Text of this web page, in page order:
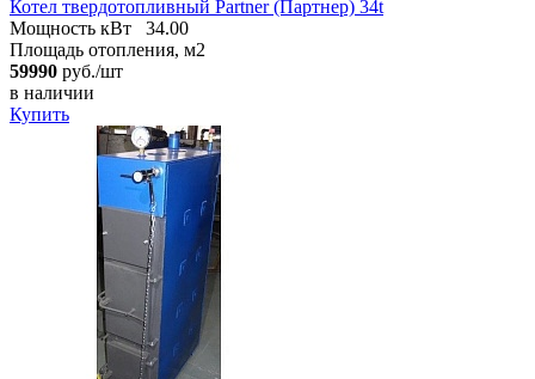
Котел твердотопливный Partner (Партнер) 34t
Мощность кВт
34.00
Площадь отопления, м2
59990 руб./шт
в наличии
Купить